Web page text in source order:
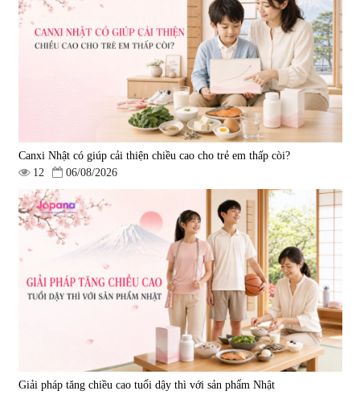
Men`s 180 viên - Date 09/2027
1.850.000 đ
For Men 60 viên|10.400
739.350 đ 795.000 đ
Viên uống đông trùng hạ thảo hỗ
trợ tăng cường sinh lực
Tohchukasou Premium Yo
Group 180 viên - Date 08/2027
33.654
2.500.000 đ
Combo 2 Viên uống tăng cường
sinh lực nam giới Smart Power
120 viên
32.649
3.160.000 đ
Canxi Nhật có giúp cải thiện chiều cao cho trẻ em thấp còi?
12
06/08/2026
Giải pháp tăng chiều cao tuổi dậy thì với sản phẩm Nhật